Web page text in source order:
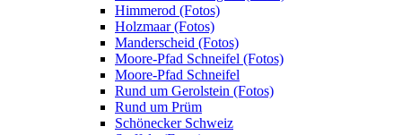
Himmerod (Fotos)
Holzmaar (Fotos)
Manderscheid (Fotos)
Moore-Pfad Schneifel (Fotos)
Moore-Pfad Schneifel
Rund um Gerolstein (Fotos)
Rund um Prüm
Schönecker Schweiz